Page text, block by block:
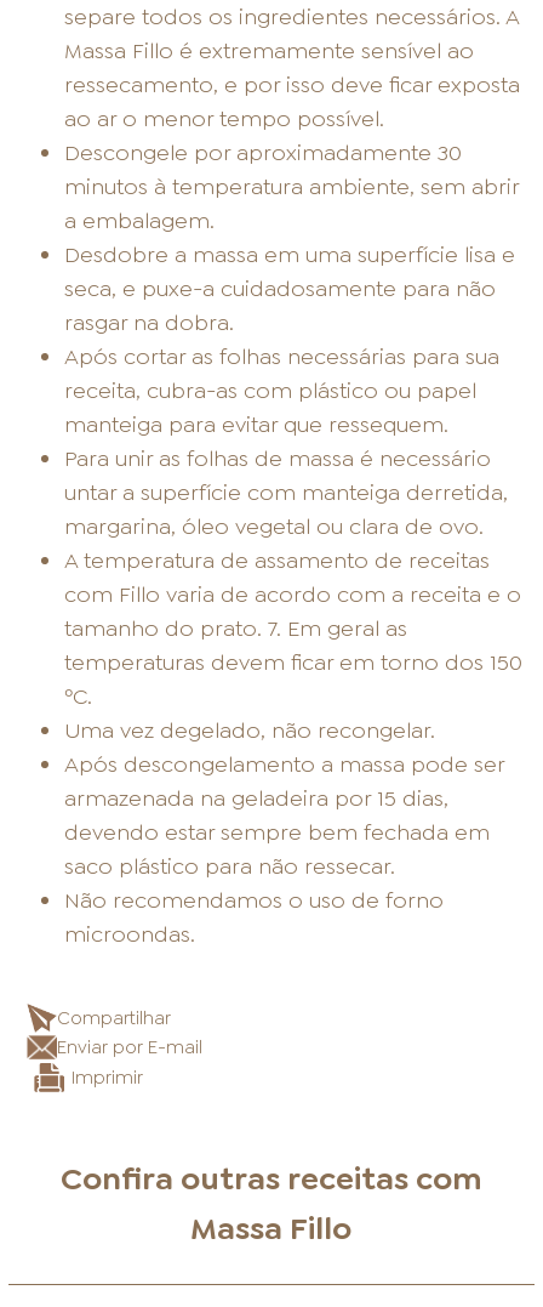
separe todos os ingredientes necessários. A
Massa Fillo é extremamente sensível ao
ressecamento, e por isso deve ficar exposta
ao ar o menor tempo possível.
Descongele por aproximadamente 30
minutos à temperatura ambiente, sem abrir
a embalagem.
Desdobre a massa em uma superfície lisa e
seca, e puxe-a cuidadosamente para não
rasgar na dobra.
Após cortar as folhas necessárias para sua
receita, cubra-as com plástico ou papel
manteiga para evitar que ressequem.
Para unir as folhas de massa é necessário
untar a superfície com manteiga derretida,
margarina, óleo vegetal ou clara de ovo.
A temperatura de assamento de receitas
com Fillo varia de acordo com a receita e o
tamanho do prato. 7. Em geral as
temperaturas devem ficar em torno dos 150
ºC.
Uma vez degelado, não recongelar.
Após descongelamento a massa pode ser
armazenada na geladeira por 15 dias,
devendo estar sempre bem fechada em
saco plástico para não ressecar.
Não recomendamos o uso de forno
microondas.
Compartilhar
Enviar por E-mail
Imprimir
Confira outras receitas com
Massa Fillo